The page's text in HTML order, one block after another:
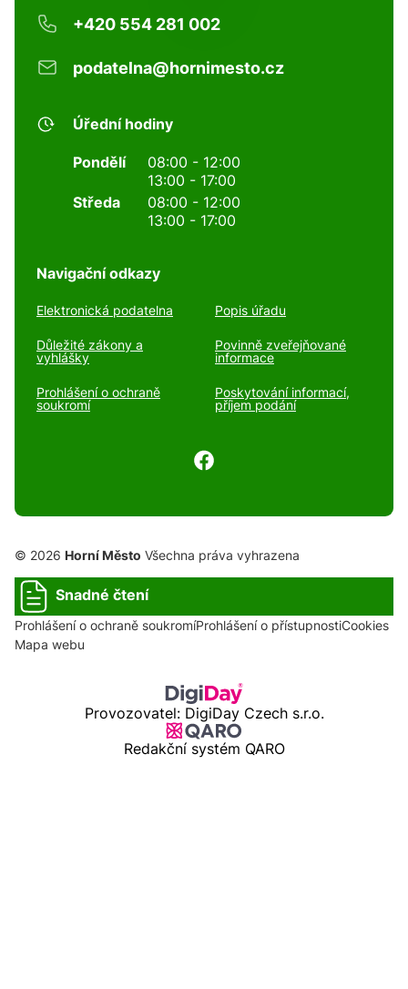
+420 554 281 002
podatelna@hornimesto.cz
Úřední hodiny
Pondělí
08:00 - 12:00
13:00 - 17:00
Středa
08:00 - 12:00
13:00 - 17:00
Navigační odkazy
Elektronická podatelna Popis úřadu
Důležité zákony a
vyhlášky
Povinně zveřejňované
informace
Prohlášení o ochraně
soukromí
Poskytování informací,
příjem podání
© 2026 Horní Město Všechna práva vyhrazena
Snadné čtení
Prohlášení o ochraně soukromíProhlášení o přístupnostiCookies
Mapa webu
Provozovatel: DigiDay Czech s.r.o.
Redakční systém QARO